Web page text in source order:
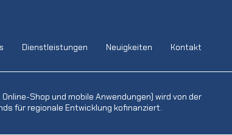
Dienstleistungen Neuigkeiten Kontakt
Online-Shop und mobile Anwendungen) wird von der
für regionale Entwicklung kofinanziert.